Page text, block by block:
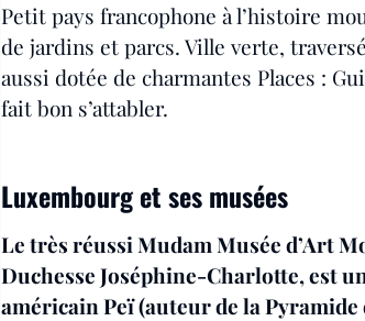
Petit pays francophone à l’histoire
de jardins et parcs. Ville verte,
aussi dotée de charmantes Places :
fait bon s’attabler.
Luxembourg et ses musées
Le très réussi Mudam Musée d’Art
Duchesse Joséphine-Charlotte, est
américain Peï (auteur de la